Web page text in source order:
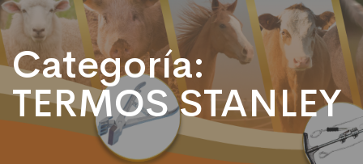
Categoría:
TERMOS STANLEY